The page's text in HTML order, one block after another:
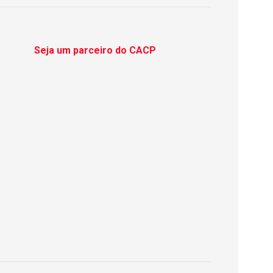
Seja um parceiro do CACP